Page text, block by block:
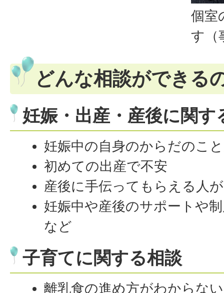
個室
す（
どんな相談ができる
妊娠・出産・産後に関す
妊娠中の自身のからだのこ
初めての出産で不安
産後に手伝ってもらえる人
妊娠中や産後のサポートや
など
子育てに関する相談
離乳食の進め方がわからない